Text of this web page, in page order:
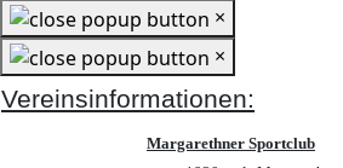
×
×
Vereinsinformationen:
Margarethner Sportclub